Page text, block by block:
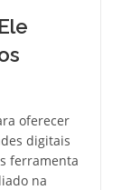
oferecer
digitais
ferramenta
na